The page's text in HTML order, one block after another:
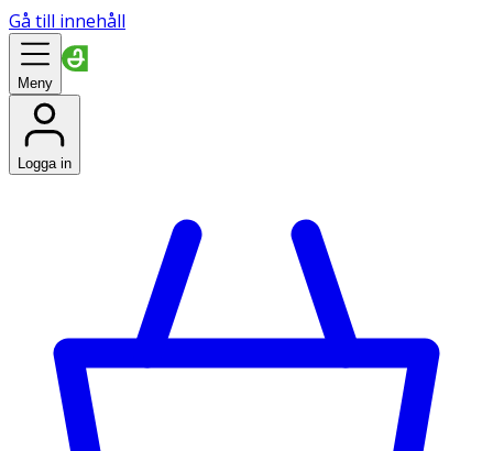
Gå till innehåll
Meny
Logga in